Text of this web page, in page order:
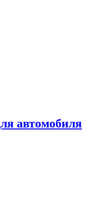
автомобиля